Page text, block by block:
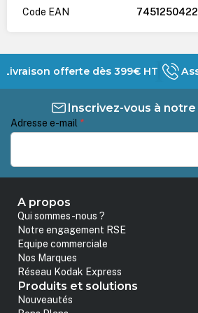
Code EAN
Livraison offerte dès 399€ HT
Inscrivez-vous à
Adresse e-mail *
A propos
Qui sommes-nous ?
Notre engagement RSE
Equipe commerciale
Nos Marques
Réseau Kodak Express
Produits et solutions
Nouveautés